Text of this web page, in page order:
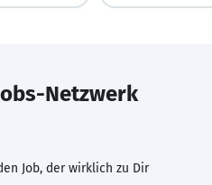
Netzwerk
Job, der wirklich zu Dir